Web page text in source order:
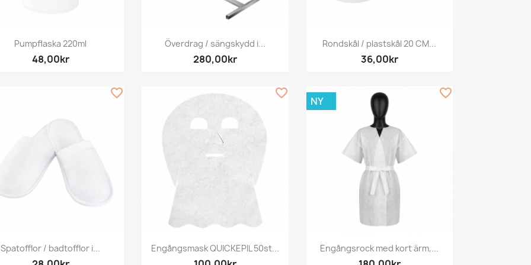
Snabbvy
Pumpflaska 220ml
48,00kr
Snabbvy
Överdrag / sängskydd i...
280,00kr
 Snabbvy
Rondskål / plastskål 20 CM...
36,00kr
Snabbvy
Spatofflor / badtofflor i...
favorite_border
Snabbvy
Engångsmask QUICKEPIL 50st...
favorite_border
Snabbvy
Engångsrock med kort ärm,...
NY
favorite_border